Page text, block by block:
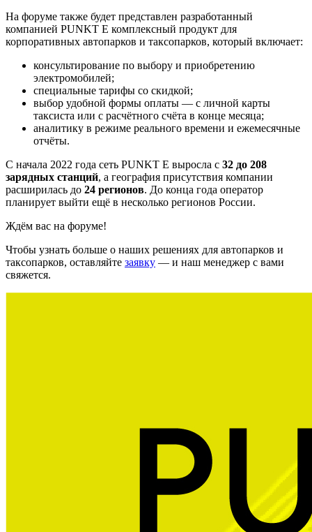
На форуме также будет представлен разработанный
компанией PUNKT E комплексный продукт для
корпоративных автопарков и таксопарков, который включает:
консультирование по выбору и приобретению
электромобилей;
специальные тарифы со скидкой;
выбор удобной формы оплаты — с личной карты
таксиста или с расчётного счёта в конце месяца;
аналитику в режиме реального времени и ежемесячные
отчёты.
С начала 2022 года сеть PUNKT E выросла с 32 до 208
зарядных станций, а география присутствия компании
расширилась до 24 регионов. До конца года оператор
планирует выйти ещё в несколько регионов России.
Ждём вас на форуме!
Чтобы узнать больше о наших решениях для автопарков и
таксопарков, оставляйте заявку — и наш менеджер с вами
свяжется.